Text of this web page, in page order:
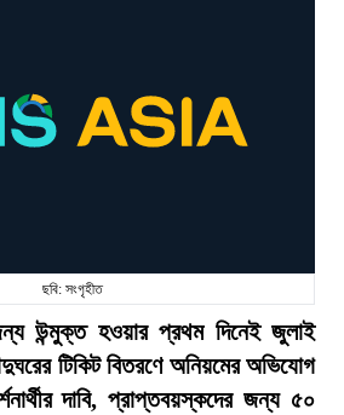
ছবি: সংগৃহীত
জন্য উন্মুক্ত হওয়ার প্রথম দিনেই জুলাই
টিকিট বিতরণে অনিয়মের অভিযোগ
দাবি, প্রাপ্তবয়স্কদের জন্য ৫০